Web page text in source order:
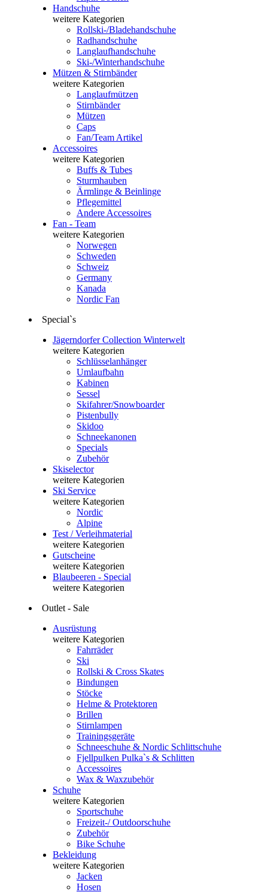
Handschuhe
weitere Kategorien
Rollski-/Bladehandschuhe
Radhandschuhe
Langlaufhandschuhe
Ski-/Winterhandschuhe
Mützen & Stirnbänder
weitere Kategorien
Langlaufmützen
Stirnbänder
Mützen
Caps
Fan/Team Artikel
Accessoires
weitere Kategorien
Buffs & Tubes
Sturmhauben
Ärmlinge & Beinlinge
Pflegemittel
Andere Accessoires
Fan - Team
weitere Kategorien
Norwegen
Schweden
Schweiz
Germany
Kanada
Nordic Fan
Special`s
Jägerndorfer Collection Winterwelt
weitere Kategorien
Schlüsselanhänger
Umlaufbahn
Kabinen
Sessel
Skifahrer/Snowboarder
Pistenbully
Skidoo
Schneekanonen
Specials
Zubehör
Skiselector
weitere Kategorien
Ski Service
weitere Kategorien
Nordic
Alpine
Test / Verleihmaterial
weitere Kategorien
Gutscheine
weitere Kategorien
Blaubeeren - Special
weitere Kategorien
Outlet - Sale
Ausrüstung
weitere Kategorien
Fahrräder
Ski
Rollski & Cross Skates
Bindungen
Stöcke
Helme & Protektoren
Brillen
Stirnlampen
Trainingsgeräte
Schneeschuhe & Nordic Schlittschuhe
Fjellpulken Pulka`s & Schlitten
Accessoires
Wax & Waxzubehör
Schuhe
weitere Kategorien
Sportschuhe
Freizeit-/ Outdoorschuhe
Zubehör
Bike Schuhe
Bekleidung
weitere Kategorien
Jacken
Hosen